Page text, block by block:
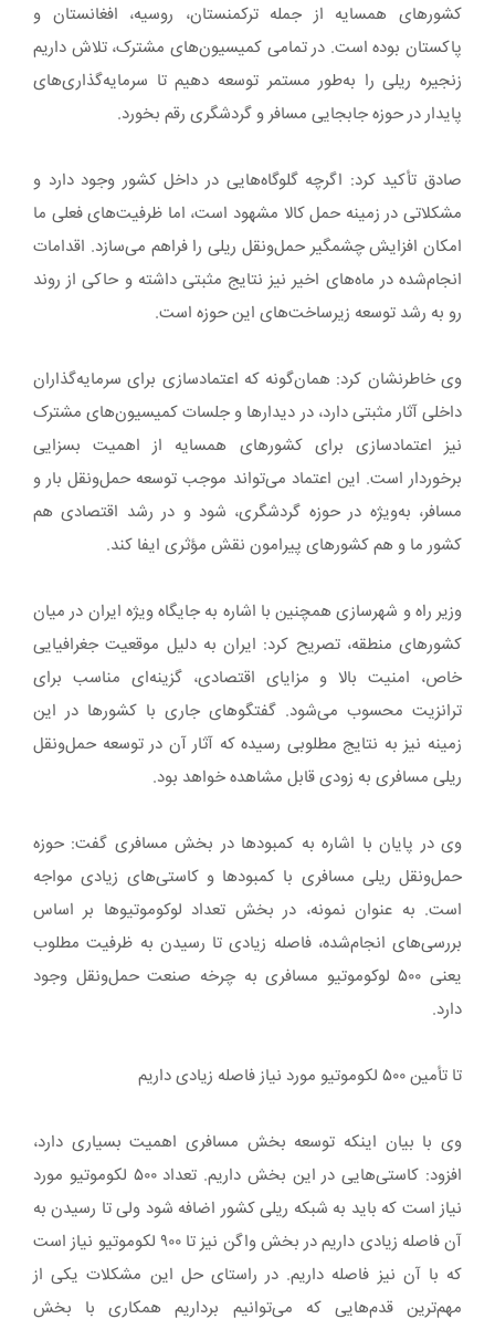
کشورهای همسایه از جمله ترکمنستان، روسیه، افغانستان و
پاکستان بوده است. در تمامی کمیسیون‌های مشترک، تلاش داریم
زنجیره ریلی را به‌طور مستمر توسعه دهیم تا سرمایه‌گذاری‌های
پایدار در حوزه جابجایی مسافر و گردشگری رقم بخورد.
صادق تأکید کرد: اگرچه گلوگاه‌هایی در داخل کشور وجود دارد و
مشکلاتی در زمینه حمل کالا مشهود است، اما ظرفیت‌های فعلی ما
امکان افزایش چشمگیر حمل‌ونقل ریلی را فراهم می‌سازد. اقدامات
انجام‌شده در ماه‌های اخیر نیز نتایج مثبتی داشته و حاکی از روند
رو به رشد توسعه زیرساخت‌های این حوزه است.
وی خاطرنشان کرد: همان‌گونه که اعتمادسازی برای سرمایه‌گذاران
داخلی آثار مثبتی دارد، در دیدارها و جلسات کمیسیون‌های مشترک
نیز اعتمادسازی برای کشورهای همسایه از اهمیت بسزایی
برخوردار است. این اعتماد می‌تواند موجب توسعه حمل‌ونقل بار و
مسافر، به‌ویژه در حوزه گردشگری، شود و در رشد اقتصادی هم
کشور ما و هم کشورهای پیرامون نقش مؤثری ایفا کند.
وزیر راه و شهرسازی همچنین با اشاره به جایگاه ویژه ایران در میان
کشورهای منطقه، تصریح کرد: ایران به دلیل موقعیت جغرافیایی
خاص، امنیت بالا و مزایای اقتصادی، گزینه‌ای مناسب برای
ترانزیت محسوب می‌شود. گفتگوهای جاری با کشورها در این
زمینه نیز به نتایج مطلوبی رسیده که آثار آن در توسعه حمل‌ونقل
ریلی مسافری به زودی قابل مشاهده خواهد بود.
وی در پایان با اشاره به کمبودها در بخش مسافری گفت: حوزه
حمل‌ونقل ریلی مسافری با کمبودها و کاستی‌های زیادی مواجه
است. به عنوان نمونه، در بخش تعداد لوکوموتیوها بر اساس
بررسی‌های انجام‌شده، فاصله زیادی تا رسیدن به ظرفیت مطلوب
یعنی ۵۰۰ لوکوموتیو مسافری به چرخه صنعت حمل‌ونقل وجود
دارد.
تا تأمین ۵۰۰ لکوموتیو مورد نیاز فاصله زیادی داریم
وی با بیان اینکه توسعه بخش مسافری اهمیت بسیاری دارد،
افزود: کاستی‌هایی در این بخش داریم. تعداد ۵۰۰ لکوموتیو مورد
نیاز است که باید به شبکه ریلی کشور اضافه شود ولی تا رسیدن به
آن فاصله زیادی داریم در بخش واگن نیز تا ۹۰۰ لکوموتیو نیاز است
که با آن نیز فاصله داریم. در راستای حل این مشکلات یکی از
مهم‌ترین قدم‌هایی که می‌توانیم برداریم همکاری با بخش